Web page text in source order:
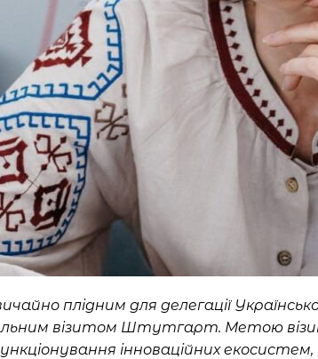
плідним для делегації
візитом Штутгарт. Метою
інноваційних екосистем,